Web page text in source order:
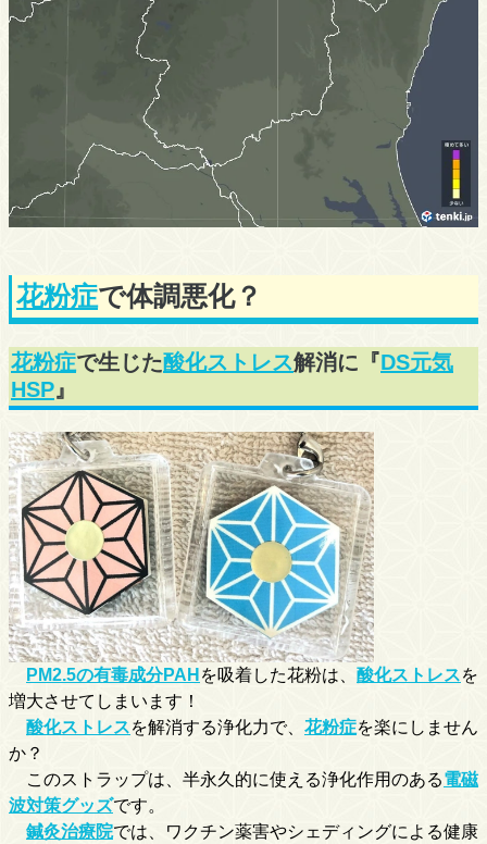
花粉症で体調悪化？
花粉症で生じた酸化ストレス解消に『DS元気
HSP』
PM2.5の有毒成分PAH を吸着した花粉は、 酸化ストレスを
増大させてしまいます！
酸化ストレスを解消する浄化力で、 花粉症を楽にしません
か？
このストラップは、半永久的に使える浄化作用のある電磁
波対策グッズです。
鍼灸治療院では、ワクチン薬害やシェディングによる健康